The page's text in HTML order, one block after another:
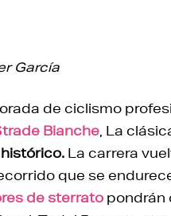
García
de ciclismo
Bianche, La
La carrera
que se
de sterrato pondrán